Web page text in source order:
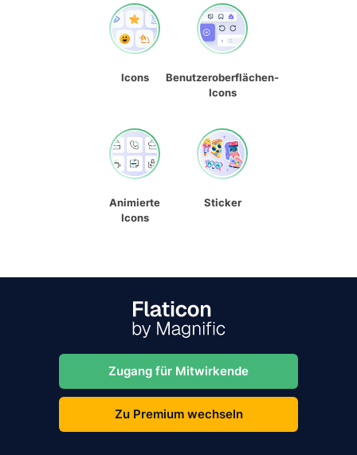
Icons
Benutzeroberflächen-
Icons
Animierte
Icons
Sticker
Zugang für Mitwirkende
Zu Premium wechseln